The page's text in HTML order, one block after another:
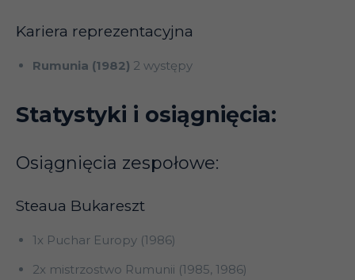
Kariera reprezentacyjna
Rumunia (1982) 2 występy
Statystyki i osiągnięcia:
Osiągnięcia zespołowe:
Steaua Bukareszt
1x Puchar Europy (1986)
2x mistrzostwo Rumunii (1985, 1986)